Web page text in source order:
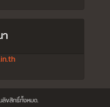
ขสิทธิ์ทั้งหมด.